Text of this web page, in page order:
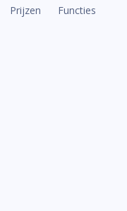
Prijzen
Functies